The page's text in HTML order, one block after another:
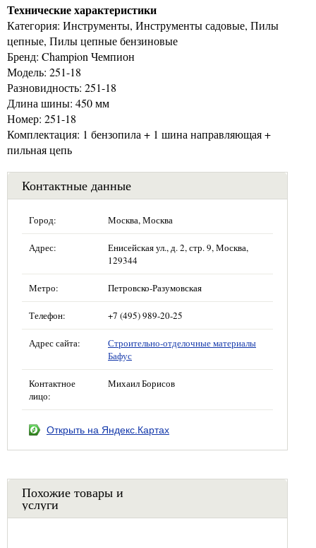
Технические характеристики
Категория: Инструменты, Инструменты садовые, Пилы
цепные, Пилы цепные бензиновые
Бренд: Champion Чемпион
Модель: 251-18
Разновидность: 251-18
Длина шины: 450 мм
Номер: 251-18
Комплектация: 1 бензопила + 1 шина направляющая +
пильная цепь
Контактные данные
Город: Москва, Москва
Адрес:
Енисейская ул., д. 2, стр. 9, Москва,
129344
Метро: Петровско-Разумовская
Телефон: +7 (495) 989-20-25
Адрес сайта:
Строительно-отделочные материалы
Бафус
Контактное
лицо:
Михаил Борисов
Открыть на Яндекс.Картах
Похожие товары и
услуги